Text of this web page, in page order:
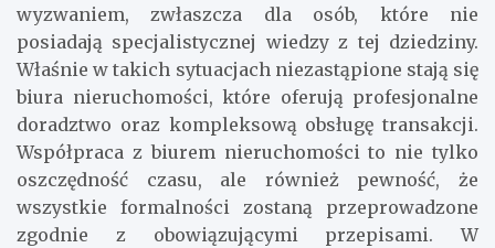
wyzwaniem, zwłaszcza dla osób, które nie
posiadają specjalistycznej wiedzy z tej dziedziny.
Właśnie w takich sytuacjach niezastąpione stają się
biura nieruchomości, które oferują profesjonalne
doradztwo oraz kompleksową obsługę transakcji.
Współpraca z biurem nieruchomości to nie tylko
oszczędność czasu, ale również pewność, że
wszystkie formalności zostaną przeprowadzone
zgodnie z obowiązującymi przepisami. W